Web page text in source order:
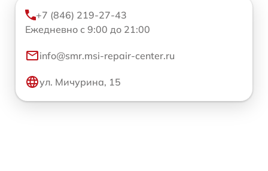
+7 (846) 219-27-43
Ежедневно с 9:00 до 21:00
info@smr.msi-repair-center.ru
ул. Мичурина, 15